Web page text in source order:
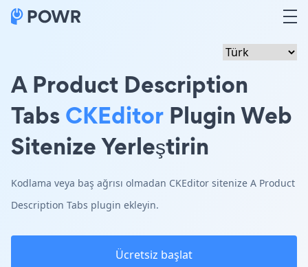
A Product Description
TabsCKEditor Plugin Web
Sitenize Yerleştirin
Kodlama veya baş ağrısı olmadan CKEditor sitenize A Product
Description Tabs plugin ekleyin.
Ücretsiz başlat